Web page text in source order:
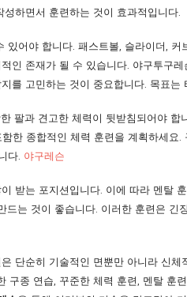
하면서 훈련하는 것이 효과적입니다.
있어야 합니다. 패스트볼, 슬라이더, 커
인 존재가 될 수 있습니다. 야구투구레
를 고민하는 것이 중요합니다. 목표는
팔과 견고한 체력이 뒷받침되어야 합
한 종합적인 체력 훈련을 계획하세요
다. 야구레슨
받는 포지션입니다. 이에 따라 멘탈
드는 것이 좋습니다. 이러한 훈련은 긴
단순히 기술적인 면뿐만 아니라 신체
구종 연습, 꾸준한 체력 훈련, 멘탈 훈